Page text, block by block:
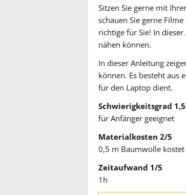
Sitzen Sie gerne mit
schauen Sie gerne
richtige für Sie! In
nähen können.
In dieser Anleitung
können. Es besteht aus
für den Laptop dient.
Schwierigkeitsgrad
für Anfänger geeignet
Materialkosten 2/5
0,5 m Baumwolle kostet
Zeitaufwand 1/5
1h